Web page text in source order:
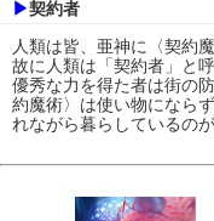
▶契約者
人類は皆、亜神に〈契約
故に人類は「契約者」と呼
優秀な力を得た者は街の
約魔術〉は使い物になら
れながら暮らしているのが